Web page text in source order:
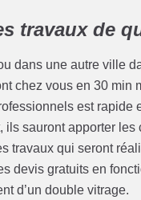
travaux de
dans une autre ville
chez vous en 30
est rapide
ils sauront apporter
travaux qui seront
devis gratuits en
d’un double vitrage.